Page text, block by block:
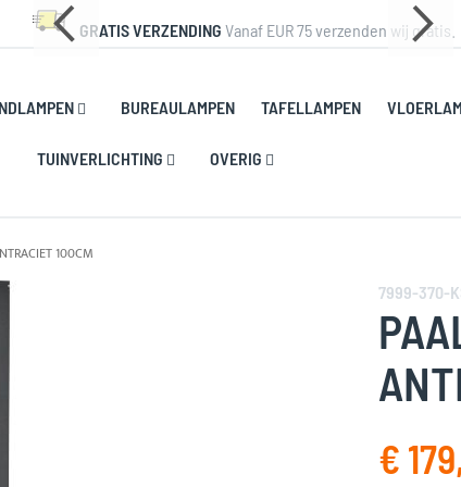
GRATIS VERZENDING Vanaf EUR 75 verzenden wij gratis.
BUREAULAMPEN TAFELLAMPEN
TUINVERLICHTING OVERIG
100CM
7999-370-
€